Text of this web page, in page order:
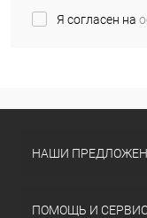
Я согласен на
НАШИ
ПОМОЩЬ И